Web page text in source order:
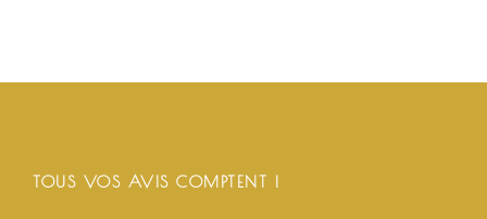
TOUS VOS AVIS COMPTENT !